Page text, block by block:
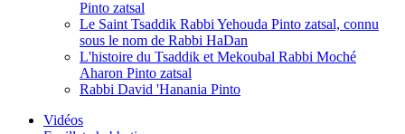
Pinto zatsal
Le Saint Tsaddik Rabbi Yehouda Pinto zatsal, connu
sous le nom de Rabbi HaDan
L'histoire du Tsaddik et Mekoubal Rabbi Moché
Aharon Pinto zatsal
Rabbi David 'Hanania Pinto
Vidéos